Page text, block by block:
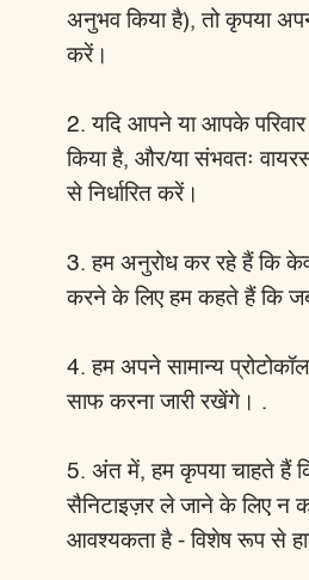
अनुभव किया है), तो कृपया
करें।
2. यदि आपने या आपके
किया है, और/या संभवतः
से निर्धारित करें।
3. हम अनुरोध कर रहे हैं कि
करने के लिए हम कहते हैं कि
4. हम अपने सामान्य
साफ करना जारी रखेंगे। .
5. अंत में, हम कृपया चाहते हैं
सैनिटाइज़र ले जाने के लिए न
आवश्यकता है - विशेष रूप से